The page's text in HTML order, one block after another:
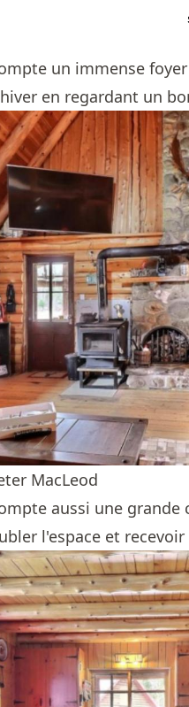
un immense
en regardant un
MacLeod
aussi une
l'espace et